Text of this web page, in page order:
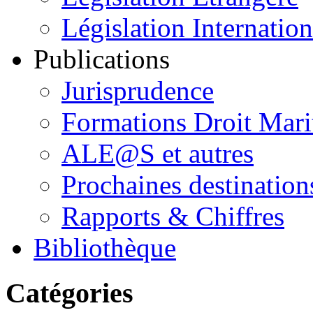
Législation
Publications
Jurisprudence
Formations Droit
ALE@S et autres
Prochaines
Rapports & Chiffres
Bibliothèque
Catégories